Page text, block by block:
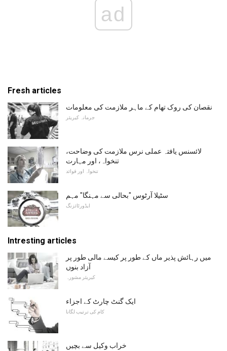
ad
Fresh articles
نقصان کی روک تھام کے ماہر ملازمت کی معلومات
جرمانہ کیریئر
لائسنس یافتہ عملی نرس ملازمت کی وضاحت،
تنخواہ، اور مہارت
تنخواہ اور فوائد
سٹیلا آرٹوس "بحالی سے مہنگا" مہم
ایڈورٹائزنگ
Intresting articles
میں رہائش پذیر ماں کے طور پر کیسے مالی طور پر
آزاد بنوں
کیریئر مشورہ
ایک گنٹ چارٹ کے اجزاء
کام کی ترتیب لگانا
خراب وکیل سے بچیں